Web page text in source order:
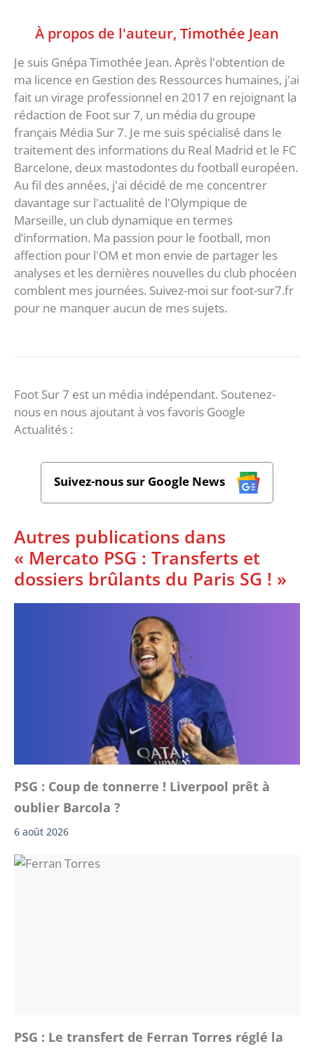
À propos de l'auteur, Timothée Jean
Je suis Gnépa Timothée Jean. Après l'obtention de
ma licence en Gestion des Ressources humaines, j'ai
fait un virage professionnel en 2017 en rejoignant la
rédaction de Foot sur 7, un média du groupe
français Média Sur 7. Je me suis spécialisé dans le
traitement des informations du Real Madrid et le FC
Barcelone, deux mastodontes du football européen.
Au fil des années, j'ai décidé de me concentrer
davantage sur l'actualité de l'Olympique de
Marseille, un club dynamique en termes
d’information. Ma passion pour le football, mon
affection pour l'OM et mon envie de partager les
analyses et les dernières nouvelles du club phocéen
comblent mes journées. Suivez-moi sur foot-sur7.fr
pour ne manquer aucun de mes sujets.
Foot Sur 7 est un média indépendant. Soutenez-
nous en nous ajoutant à vos favoris Google
Actualités :
Suivez-nous sur Google News
Autres publications dans
« Mercato PSG : Transferts et
dossiers brûlants du Paris SG ! »
PSG : Coup de tonnerre ! Liverpool prêt à
oublier Barcola ?
6 août 2026
PSG : Le transfert de Ferran Torres réglé la